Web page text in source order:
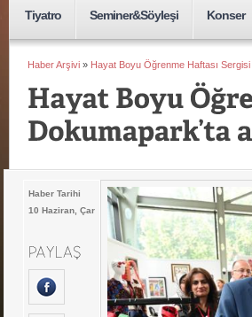
Tiyatro Seminer&Söyleşi Konser
Haber Arşivi » Hayat Boyu Öğrenme Haftası Sergisi
Haber Tarihi
10 Haziran, Çar